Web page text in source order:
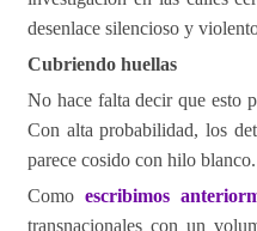
desenlace silencioso y
Cubriendo huellas
No hace falta decir que esto
Con alta probabilidad, los
parece cosido con hilo blanco.
Comoescribimos
transnacionales con un